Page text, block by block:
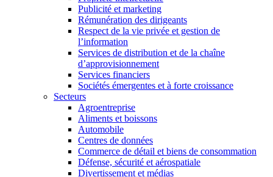
Publicité et marketing
Rémunération des dirigeants
Respect de la vie privée et gestion de
l’information
Services de distribution et de la chaîne
d’approvisionnement
Services financiers
Sociétés émergentes et à forte croissance
Secteurs
Agroentreprise
Aliments et boissons
Automobile
Centres de données
Commerce de détail et biens de consommation
Défense, sécurité et aérospatiale
Divertissement et médias